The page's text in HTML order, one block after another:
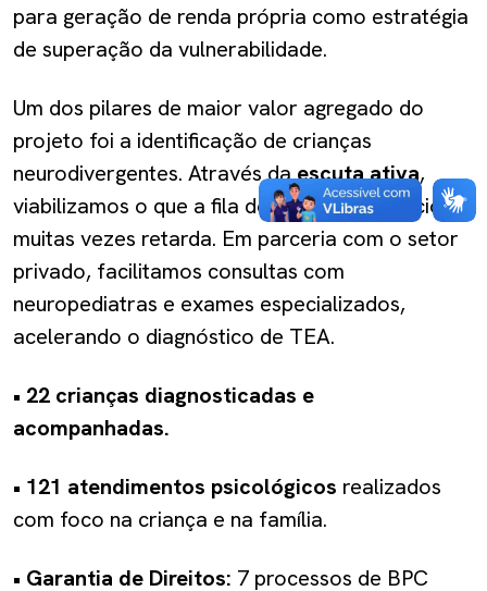
para geração de renda própria como estratégia
de superação da vulnerabilidade.
Um dos pilares de maior valor agregado do
projeto foi a identificação de crianças
neurodivergentes. Através daescuta ativa,
viabilizamos o que a fila de espera convencional
muitas vezes retarda. Em parceria com o setor
privado, facilitamos consultas com
neuropediatras e exames especializados,
acelerando o diagnóstico de TEA.
• 22 crianças diagnosticadas e
acompanhadas.
• 121 atendimentos psicológicos realizados
com foco na criança e na família.
• Garantia de Direitos: 7 processos de BPC